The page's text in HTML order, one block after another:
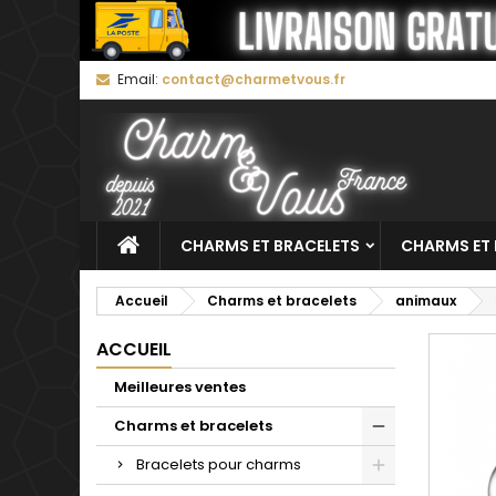
Email: contact@charmetvous.fr
CHARMS ET BRACELETS CHARMS ET
Accueil Charms et bracelets animaux
ACCUEIL
Meilleures ventes
Charms et bracelets
Bracelets pour charms